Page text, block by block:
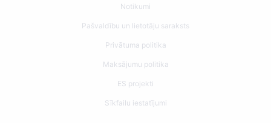
Notikumi
Pašvaldību un lietotāju saraksts
Privātuma politika
Maksājumu politika
ES projekti
Sīkfailu iestatījumi